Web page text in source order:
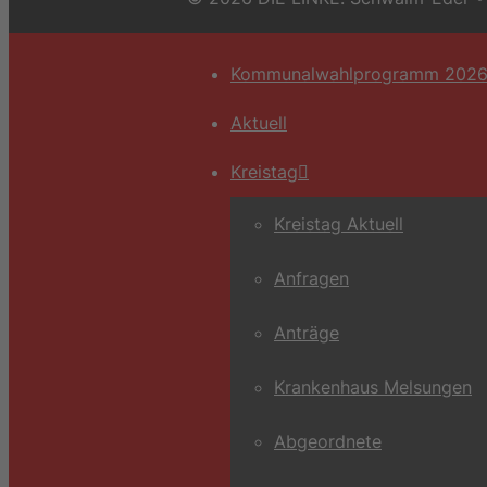
Kommunalwahlprogramm 2026
Aktuell
Kreistag
Kreistag Aktuell
Anfragen
Anträge
Krankenhaus Melsungen
Abgeordnete